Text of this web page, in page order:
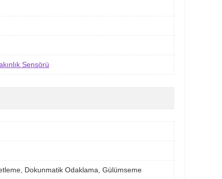
Sensörü
Dokunmatik Odaklama, Gülümseme